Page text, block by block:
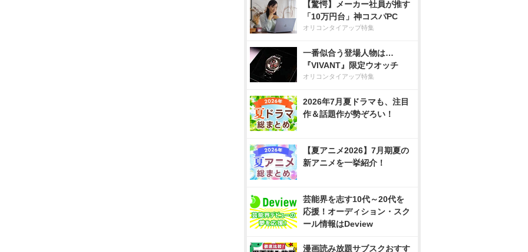
【驚愕】メーカー社員が推す
「10万円台」神コスパPC
オリコンタイアップ特集
一番似合う登場人物は…
『VIVANT』限定ウオッチ
オリコンタイアップ特集
2026年7月夏ドラマも、注目
作＆話題作が勢ぞろい！
【夏アニメ2026】7月期夏の
新アニメを一挙紹介！
芸能界を志す10代～20代を
応援！オーディション・スク
ール情報はDeview
漫画読み放題サブスクおすす